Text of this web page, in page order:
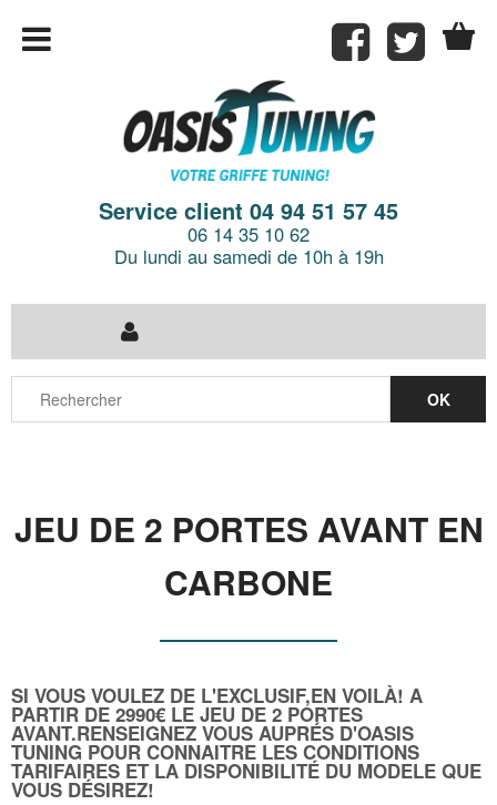
Service client 04 94 51 57 45
06 14 35 10 62
Du lundi au samedi de 10h à 19h
JEU DE 2 PORTES AVANT EN
CARBONE
SI VOUS VOULEZ DE L'EXCLUSIF,EN VOILÀ! A
PARTIR DE 2990€ LE JEU DE 2 PORTES
AVANT.RENSEIGNEZ VOUS AUPRÉS D'OASIS
TUNING POUR CONNAITRE LES CONDITIONS
TARIFAIRES ET LA DISPONIBILITÉ DU MODELE QUE
VOUS DÉSIREZ!